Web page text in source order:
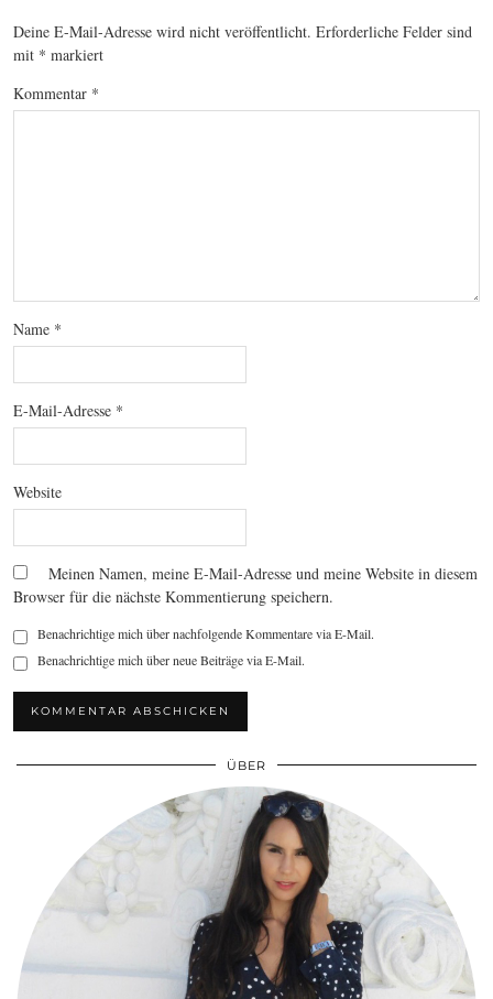
Deine E-Mail-Adresse wird nicht veröffentlicht. Erforderliche Felder sind
mit * markiert
Kommentar *
Name *
E-Mail-Adresse *
Website
Meinen Namen, meine E-Mail-Adresse und meine Website in diesem
Browser für die nächste Kommentierung speichern.
Benachrichtige mich über nachfolgende Kommentare via E-Mail.
Benachrichtige mich über neue Beiträge via E-Mail.
ÜBER